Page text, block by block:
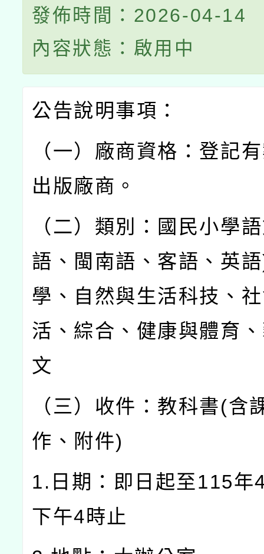
發佈時間：2026-04-14
內容狀態：啟用中
公告說明事項：
（一）廠商資格：登記
出版廠商。
（二）類別：國民小學
語、閩南語、客語、英
學、自然與生活科技、
活、綜合、健康與體育
文
（三）收件：教科書(含
作、附件)
1.日期：即日起至115年
下午4時止